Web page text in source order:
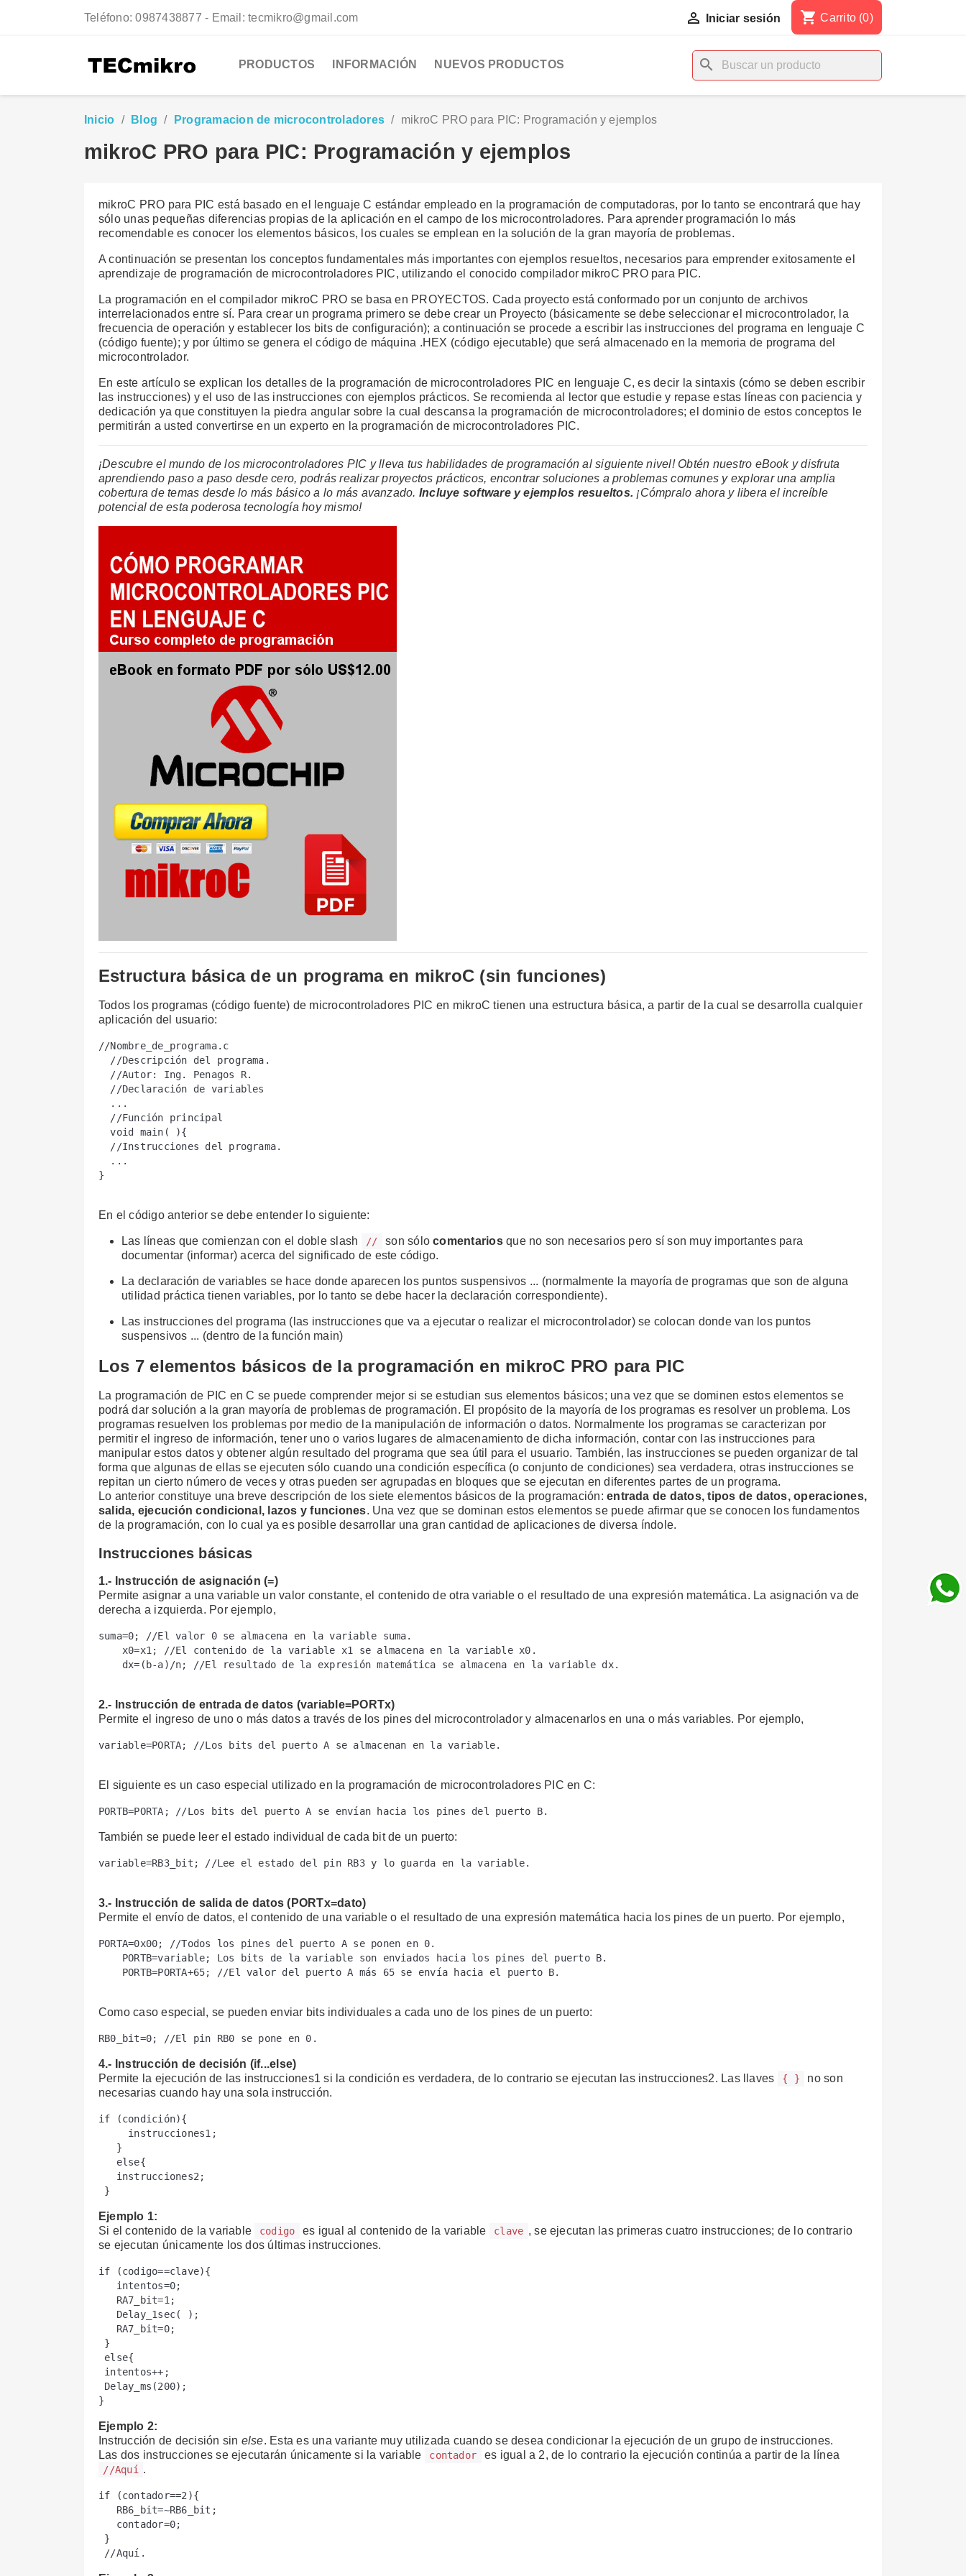
Teléfono:0987438877 - Email: tecmikro@gmail.com  Iniciar sesión shopping_cart Carrito (0)
PRODUCTOS INFORMACIÓN NUEVOS PRODUCTOS search
Inicio Blog Programacion de microcontroladores mikroC PRO para PIC: Programación y ejemplos
mikroC PRO para PIC: Programación y ejemplos
mikroC PRO para PIC está basado en el lenguaje C estándar empleado en la programación de computadoras, por lo tanto se encontrará que hay
sólo unas pequeñas diferencias propias de la aplicación en el campo de los microcontroladores. Para aprender programación lo más
recomendable es conocer los elementos básicos, los cuales se emplean en la solución de la gran mayoría de problemas.
A continuación se presentan los conceptos fundamentales más importantes con ejemplos resueltos, necesarios para emprender exitosamente el
aprendizaje de programación de microcontroladores PIC, utilizando el conocido compilador mikroC PRO para PIC.
La programación en el compilador mikroC PRO se basa en PROYECTOS. Cada proyecto está conformado por un conjunto de archivos
interrelacionados entre sí. Para crear un programa primero se debe crear un Proyecto (básicamente se debe seleccionar el microcontrolador, la
frecuencia de operación y establecer los bits de configuración); a continuación se procede a escribir las instrucciones del programa en lenguaje C
(código fuente); y por último se genera el código de máquina .HEX (código ejecutable) que será almacenado en la memoria de programa del
microcontrolador.
En este artículo se explican los detalles de la programación de microcontroladores PIC en lenguaje C, es decir la sintaxis (cómo se deben escribir
las instrucciones) y el uso de las instrucciones con ejemplos prácticos. Se recomienda al lector que estudie y repase estas líneas con paciencia y
dedicación ya que constituyen la piedra angular sobre la cual descansa la programación de microcontroladores; el dominio de estos conceptos le
permitirán a usted convertirse en un experto en la programación de microcontroladores PIC.
¡Descubre el mundo de los microcontroladores PIC y lleva tus habilidades de programación al siguiente nivel! Obtén nuestro eBook y disfruta
aprendiendo paso a paso desde cero, podrás realizar proyectos prácticos, encontrar soluciones a problemas comunes y explorar una amplia
cobertura de temas desde lo más básico a lo más avanzado. Incluye software y ejemplos resueltos. ¡Cómpralo ahora y libera el increíble
potencial de esta poderosa tecnología hoy mismo!
Estructura básica de un programa en mikroC (sin funciones)
Todos los programas (código fuente) de microcontroladores PIC en mikroC tienen una estructura básica, a partir de la cual se desarrolla cualquier
aplicación del usuario:
//Nombre_de_programa.c
  //Descripción del programa.
  //Autor: Ing. Penagos R.
  //Declaración de variables
  ...
  //Función principal
  void main( ){
  //Instrucciones del programa.
  ...
}
En el código anterior se debe entender lo siguiente:
Las líneas que comienzan con el doble slash // son sólocomentariosque no son necesarios pero sí son muy importantes para
documentar (informar) acerca del significado de este código.
La declaración de variables se hace donde aparecen los puntos suspensivos ... (normalmente la mayoría de programas que son de alguna
utilidad práctica tienen variables, por lo tanto se debe hacer la declaración correspondiente).
Las instrucciones del programa (las instrucciones que va a ejecutar o realizar el microcontrolador) se colocan donde van los puntos
suspensivos ... (dentro de la función main)
Los 7 elementos básicos de la programación en mikroC PRO para PIC
La programación de PIC en C se puede comprender mejor si se estudian sus elementos básicos; una vez que se dominen estos elementos se
podrá dar solución a la gran mayoría de problemas de programación. El propósito de la mayoría de los programas es resolver un problema. Los
programas resuelven los problemas por medio de la manipulación de información o datos. Normalmente los programas se caracterizan por
permitir el ingreso de información, tener uno o varios lugares de almacenamiento de dicha información, contar con las instrucciones para
manipular estos datos y obtener algún resultado del programa que sea útil para el usuario. También, las instrucciones se pueden organizar de tal
forma que algunas de ellas se ejecuten sólo cuando una condición específica (o conjunto de condiciones) sea verdadera, otras instrucciones se
repitan un cierto número de veces y otras pueden ser agrupadas en bloques que se ejecutan en diferentes partes de un programa.
Lo anterior constituye una breve descripción de los siete elementos básicos de la programación:entrada de datos, tipos de datos, operaciones,
salida, ejecución condicional, lazos y funciones. Una vez que se dominan estos elementos se puede afirmar que se conocen los fundamentos
de la programación, con lo cual ya es posible desarrollar una gran cantidad de aplicaciones de diversa índole.
Instrucciones básicas
1.- Instrucción de asignación (=)
Permite asignar a una variable un valor constante, el contenido de otra variable o el resultado de una expresión matemática. La asignación va de
derecha a izquierda. Por ejemplo,
suma=0; //El valor 0 se almacena en la variable suma.
    x0=x1; //El contenido de la variable x1 se almacena en la variable x0.
    dx=(b-a)/n; //El resultado de la expresión matemática se almacena en la variable dx.
2.- Instrucción de entrada de datos (variable=PORTx)
Permite el ingreso de uno o más datos a través de los pines del microcontrolador y almacenarlos en una o más variables. Por ejemplo,
variable=PORTA; //Los bits del puerto A se almacenan en la variable.
El siguiente es un caso especial utilizado en la programación de microcontroladores PIC en C:
PORTB=PORTA; //Los bits del puerto A se envían hacia los pines del puerto B.
También se puede leer el estado individual de cada bit de un puerto:
variable=RB3_bit; //Lee el estado del pin RB3 y lo guarda en la variable.
3.- Instrucción de salida de datos (PORTx=dato)
Permite el envío de datos, el contenido de una variable o el resultado de una expresión matemática hacia los pines de un puerto. Por ejemplo,
PORTA=0x00; //Todos los pines del puerto A se ponen en 0.
    PORTB=variable; Los bits de la variable son enviados hacia los pines del puerto B.
    PORTB=PORTA+65; //El valor del puerto A más 65 se envía hacia el puerto B.
Como caso especial, se pueden enviar bits individuales a cada uno de los pines de un puerto:
RB0_bit=0; //El pin RB0 se pone en 0.
4.- Instrucción de decisión (if...else)
Permite la ejecución de las instrucciones1 si la condición es verdadera, de lo contrario se ejecutan las instrucciones2. Las llaves
{ }
no son
necesarias cuando hay una sola instrucción.
if (condición){
     instrucciones1;
   }
   else{
   instrucciones2;
Ejemplo 1:
Si el contenido de la variable
codigo es igual al contenido de la variable clave , se ejecutan las primeras cuatro instrucciones; de lo contrario
se ejecutan únicamente los dos últimas instrucciones.
if (codigo==clave){
   intentos=0;
   RA7_bit=1;
   Delay_1sec( );
   RA7_bit=0;
}
else{
intentos++;
Delay_ms(200);
Ejemplo 2:
Instrucción de decisión sin else. Esta es una variante muy utilizada cuando se desea condicionar la ejecución de un grupo de instrucciones.
Las dos instrucciones se ejecutarán únicamente si la variable
contador es igual a 2, de lo contrario la ejecución continúa a partir de la línea
//Aquí .
if (contador==2){
   RB6_bit=~RB6_bit;
   contador=0;
}